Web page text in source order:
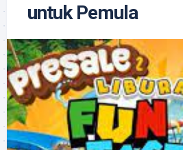
untuk Pemula